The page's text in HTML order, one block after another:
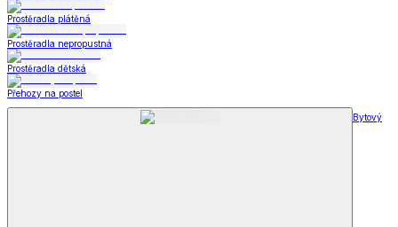
Prostěradla plátěná
Prostěradla nepropustná
Prostěradla dětská
Přehozy na postel
Bytový